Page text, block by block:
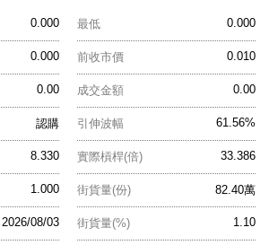
0.000 0.000
最低
0.000 0.010
前收市價
0.00 0.00
成交金額
認購 61.56%
引伸波幅
8.330 33.386
實際槓桿(倍)
1.000 82.40萬
街貨量(份)
2026/08/03 1.10
街貨量(%)